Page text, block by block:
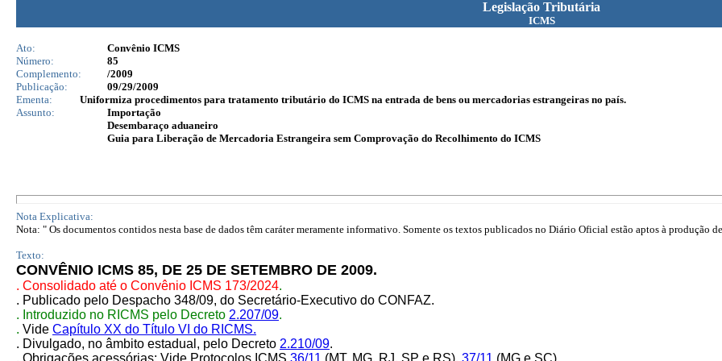
Legislação Tributária
ICMS
Ato:
Convênio ICMS
Número:
85
Complemento:
/2009
Publicação:
09/29/2009
Ementa:
Uniformiza procedimentos para tratamento tributário do ICMS na entrada de bens ou mercadorias estrangeiras no país.
Assunto:
Importação
Desembaraço aduaneiro
Guia para Liberação de Mercadoria Estrangeira sem Comprovação do Recolhimento do ICMS
Nota Explicativa:
Nota: " Os documentos contidos nesta base de dados têm caráter meramente informativo. Somente os textos publicados no Diário Oficial estão aptos à produção
Texto:
CONVÊNIO ICMS 85, DE 25 DE SETEMBRO DE 2009.
. Consolidado até o Convênio ICMS 173/2024.
. Publicado pelo Despacho 348/09, do Secretário-Executivo do CONFAZ.
. Introduzido no RICMS pelo Decreto 2.207/09.
. Vide Capítulo XX do Título VI do RICMS.
. Divulgado, no âmbito estadual, pelo Decreto 2.210/09.
. Obrigações acessórias: Vide Protocolos ICMS 36/11 (MT, MG, RJ, SP e RS), 37/11 (MG e SC).